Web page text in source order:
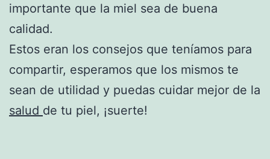
importante que la miel sea de buena
calidad.
Estos eran los consejos que teníamos para
compartir, esperamos que los mismos te
sean de utilidad y puedas cuidar mejor de la
salud de tu piel, ¡suerte!